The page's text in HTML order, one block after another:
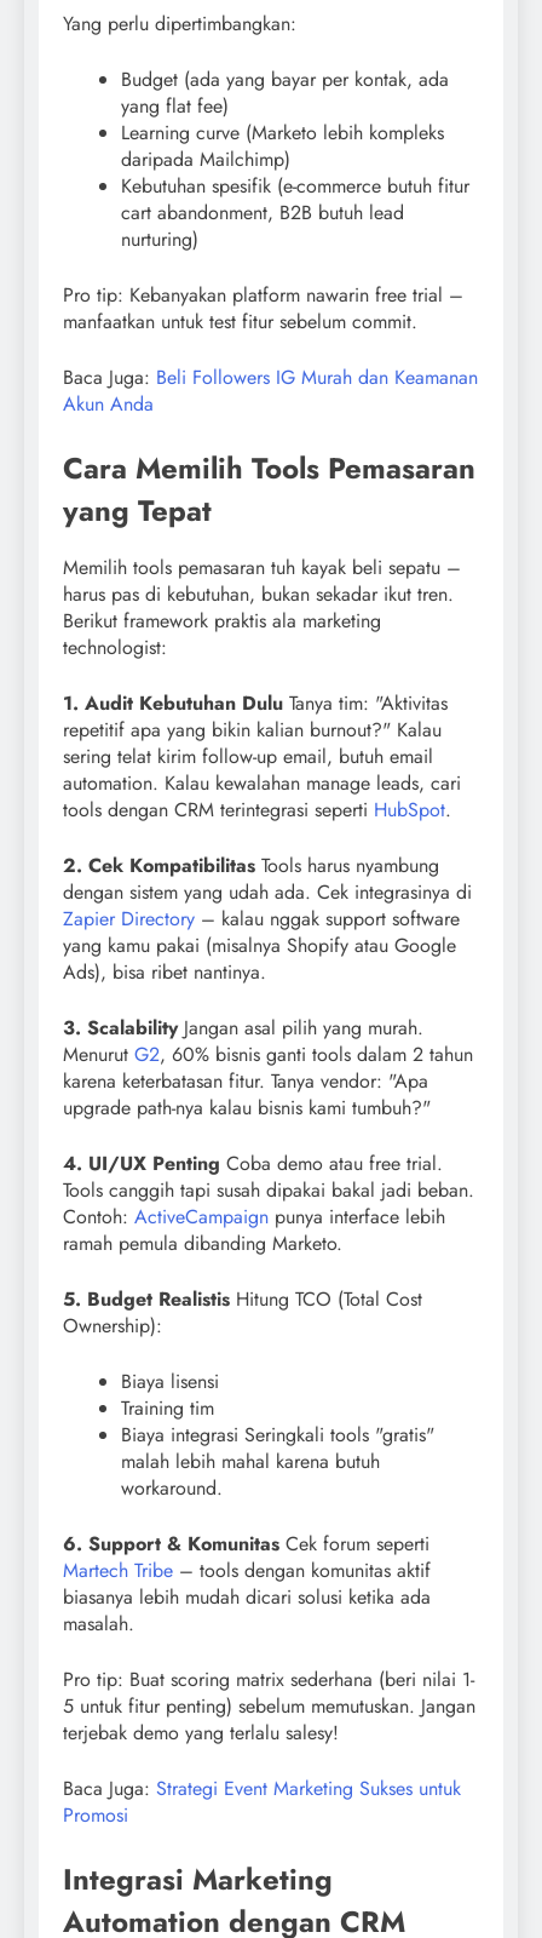
Yang perlu dipertimbangkan:
Budget (ada yang bayar per kontak, ada
yang flat fee)
Learning curve (Marketo lebih kompleks
daripada Mailchimp)
Kebutuhan spesifik (e-commerce butuh fitur
cart abandonment, B2B butuh lead
nurturing)
Pro tip: Kebanyakan platform nawarin free trial –
manfaatkan untuk test fitur sebelum commit.
Baca Juga: Beli Followers IG Murah dan Keamanan
Akun Anda
Cara Memilih Tools Pemasaran
yang Tepat
Memilih tools pemasaran tuh kayak beli sepatu –
harus pas di kebutuhan, bukan sekadar ikut tren.
Berikut framework praktis ala marketing
technologist:
1. Audit Kebutuhan Dulu Tanya tim: "Aktivitas
repetitif apa yang bikin kalian burnout?" Kalau
sering telat kirim follow-up email, butuh email
automation. Kalau kewalahan manage leads, cari
tools dengan CRM terintegrasi seperti HubSpot.
2. Cek Kompatibilitas Tools harus nyambung
dengan sistem yang udah ada. Cek integrasinya di
Zapier Directory – kalau nggak support software
yang kamu pakai (misalnya Shopify atau Google
Ads), bisa ribet nantinya.
3. ScalabilityJangan asal pilih yang murah.
Menurut G2, 60% bisnis ganti tools dalam 2 tahun
karena keterbatasan fitur. Tanya vendor: "Apa
upgrade path-nya kalau bisnis kami tumbuh?"
4. UI/UX Penting Coba demo atau free trial.
Tools canggih tapi susah dipakai bakal jadi beban.
Contoh: ActiveCampaign punya interface lebih
ramah pemula dibanding Marketo.
5. Budget Realistis Hitung TCO (Total Cost
Ownership):
Biaya lisensi
Training tim
Biaya integrasi Seringkali tools "gratis"
malah lebih mahal karena butuh
workaround.
6. Support & Komunitas Cek forum seperti
Martech Tribe – tools dengan komunitas aktif
biasanya lebih mudah dicari solusi ketika ada
masalah.
Pro tip: Buat scoring matrix sederhana (beri nilai 1-
5 untuk fitur penting) sebelum memutuskan. Jangan
terjebak demo yang terlalu salesy!
Baca Juga: Strategi Event Marketing Sukses untuk
Promosi
Integrasi Marketing
Automation dengan CRM